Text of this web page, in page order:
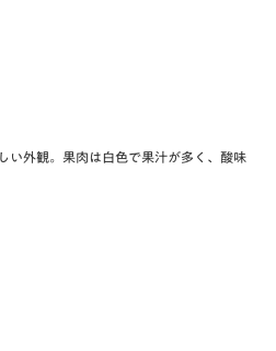
い外観。果肉は白色で果汁が多く、酸味